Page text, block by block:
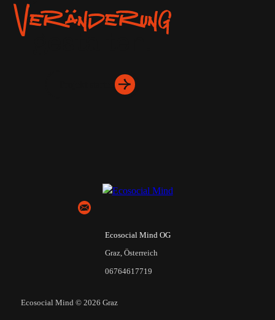
gestalten.
Ecosocial Mind OG
Graz, Österreich
06764617719
Ecosocial Mind © 2026 Graz